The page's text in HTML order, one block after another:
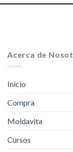
Acerca de
Inicio
Compra
Moldavita
Cursos